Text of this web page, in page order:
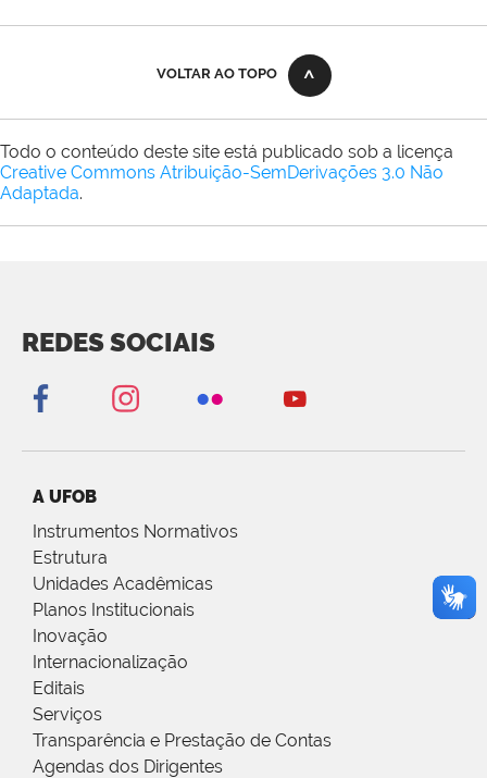
VOLTAR AO TOPO
Todo o conteúdo deste site está publicado sob a licença
Creative Commons Atribuição-SemDerivações 3.0 Não
Adaptada.
REDES SOCIAIS
A UFOB
Instrumentos Normativos
Estrutura
Unidades Acadêmicas
Planos Institucionais
Inovação
Internacionalização
Editais
Serviços
Transparência e Prestação de Contas
Agendas dos Dirigentes